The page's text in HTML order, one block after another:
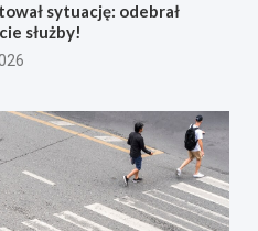
sytuację: odebrał
służby!